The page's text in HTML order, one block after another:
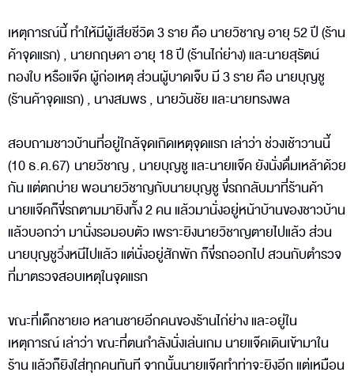
เหตุการณ์นี้ ทำให้มีผู้เสียชีวิต 3 ราย คือ นายวิชาญ อายุ 52 ปี (ร้าน
ค้าจุดแรก) , นายกฤษดา อายุ 18 ปี (ร้านไก่ย่าง) และนายสุรัตน์
ทองใบ หรือแจ๊ค ผู้ก่อเหตุ ส่วนผู้บาดเจ็บ มี 3 ราย คือ นายบุญชู
(ร้านค้าจุดแรก) , นางสมพร , นายวันชัย และนายทรงพล
สอบถามชาวบ้านที่อยู่ใกล้จุดเกิดเหตุจุดแรก เล่าว่า ช่วงเช้าวานนี้
(10 ธ.ค.67) นายวิชาญ , นายบุญชู และนายแจ๊ค ยังนั่งดื่มเหล้าด้วย
กัน แต่ตกบ่าย พอนายวิชาญกับนายบุญชู ขี่รถกลับมาที่ร้านค้า
นายแจ๊คก็ขี่รถตามมายิงทั้ง 2 คน แล้วมานั่งอยู่หน้าบ้านของชาวบ้าน
แล้วบอกว่า มานั่งรอมอบตัว เพราะยิงนายวิชาญตายไปแล้ว ส่วน
นายบุญชูวิ่งหนีไปแล้ว แต่นั่งอยู่สักพัก ก็ขี่รถออกไป สวนกับตำรวจ
ที่มาตรวจสอบเหตุในจุดแรก
ขณะที่เด็กชายเอ หลานชายอีกคนของร้านไก่ย่าง และอยู่ใน
เหตุการณ์ เล่าว่า ขณะที่ตนกำลังนั่งเล่นเกม นายแจ๊คเดินเข้ามาใน
ร้าน แล้วก็ยิงใส่ทุกคนทันที จากนั้นนายแจ๊คทำท่าจะยิงอีก แต่เหมือน